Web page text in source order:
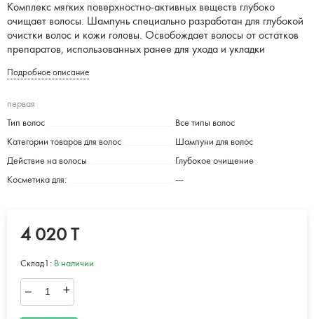
Комплекс мягких поверхностно-активных веществ глубоко
очищает волосы. Шампунь специально разработан для глубокой
очистки волос и кожи головы. Освобождает волосы от остатков
препаратов, использованных ранее для ухода и укладки
Подробное описание
первая
Тип волос Все типы волос
Категории товаров для волос Шампуни для волос
Действие на волосы Глубокое очищение
Косметика для: ---
4 020 T
Склад1: В наличии
– +